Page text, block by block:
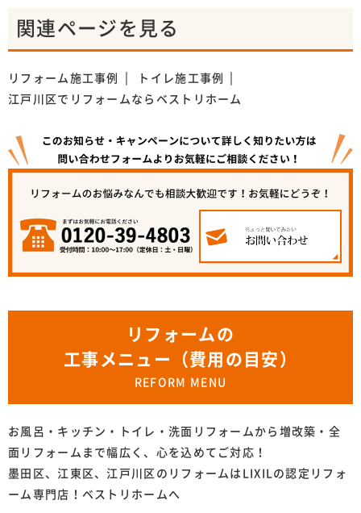
関連ページを見る
リフォーム施工事例
トイレ施工事例
江戸川区でリフォームならベストリホーム
リフォームの
工事メニュー（費用の目安）
REFORM MENU
お風呂・キッチン・トイレ・洗面リフォームから増改築・全
面リフォームまで幅広く、心を込めてご対応！
墨田区、江東区、江戸川区のリフォームはLIXILの認定リフォ
ーム専門店！ベストリホームへ